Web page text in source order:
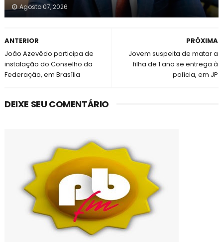
Agosto 07, 2026
PRÓXIMA
Jovem suspeita de matar a
filha de 1 ano se entrega à
polícia, em JP
ANTERIOR
João Azevêdo participa de
instalação do Conselho da
Federação, em Brasília
DEIXE SEU COMENTÁRIO